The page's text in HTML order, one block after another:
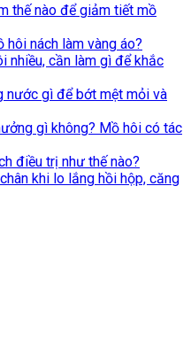
thế nào để giảm tiết mồ
nách làm vàng áo?
nhiều, cần làm gì để khắc
nước gì để bớt mệt mỏi và
gì không? Mồ hôi có tác
điều trị như thế nào?
khi lo lắng hồi hộp, căng